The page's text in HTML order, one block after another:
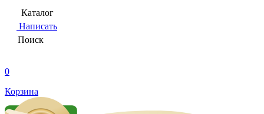
Каталог
Написать
Поиск
0
Корзина